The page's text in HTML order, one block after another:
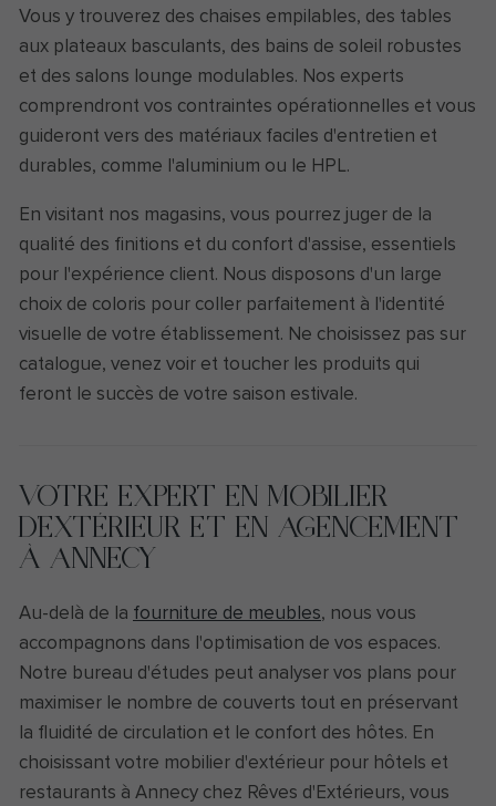
Vous y trouverez des chaises empilables, des tables
aux plateaux basculants, des bains de soleil robustes
et des salons lounge modulables. Nos experts
comprendront vos contraintes opérationnelles et vous
guideront vers des matériaux faciles d'entretien et
durables, comme l'aluminium ou le HPL.
En visitant nos magasins, vous pourrez juger de la
qualité des finitions et du confort d'assise, essentiels
pour l'expérience client. Nous disposons d'un large
choix de coloris pour coller parfaitement à l'identité
visuelle de votre établissement. Ne choisissez pas sur
catalogue, venez voir et toucher les produits qui
feront le succès de votre saison estivale.
VOTRE EXPERT EN MOBILIER
D'EXTÉRIEUR ET EN AGENCEMENT
À ANNECY
Au-delà de la fourniture de meubles, nous vous
accompagnons dans l'optimisation de vos espaces.
Notre bureau d'études peut analyser vos plans pour
maximiser le nombre de couverts tout en préservant
la fluidité de circulation et le confort des hôtes. En
choisissant votre mobilier d'extérieur pour hôtels et
restaurants à Annecy chez Rêves d'Extérieurs, vous